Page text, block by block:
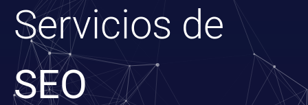
Servicios de
SEO